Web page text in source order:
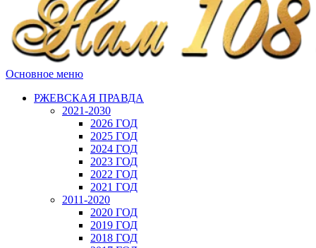
Основное меню
РЖЕВСКАЯ ПРАВДА
2021-2030
2026 ГОД
2025 ГОД
2024 ГОД
2023 ГОД
2022 ГОД
2021 ГОД
2011-2020
2020 ГОД
2019 ГОД
2018 ГОД